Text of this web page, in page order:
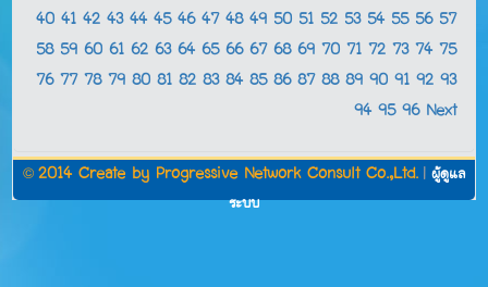
40 41 42 43 44 45 46 47 48 49 50 51 52 53 54 55 56 57
58 59 60 61 62 63 64 65 66 67 68 69 70 71 72 73 74 75
76 77 78 79 80 81 82 83 84 85 86 87 88 89 90 91 92 93
94 95 96 Next
© 2014 Create by Progressive Network Consult Co.,Ltd. ผู้ดูแล
ระบบ